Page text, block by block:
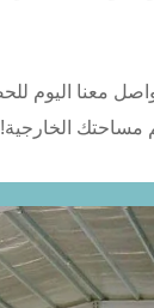
معنا اليوم
مساحتك